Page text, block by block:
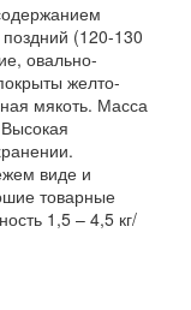
(120-130
овально-
желто-
мякоть. Масса
виде и
товарные
1,5 – 4,5 кг/